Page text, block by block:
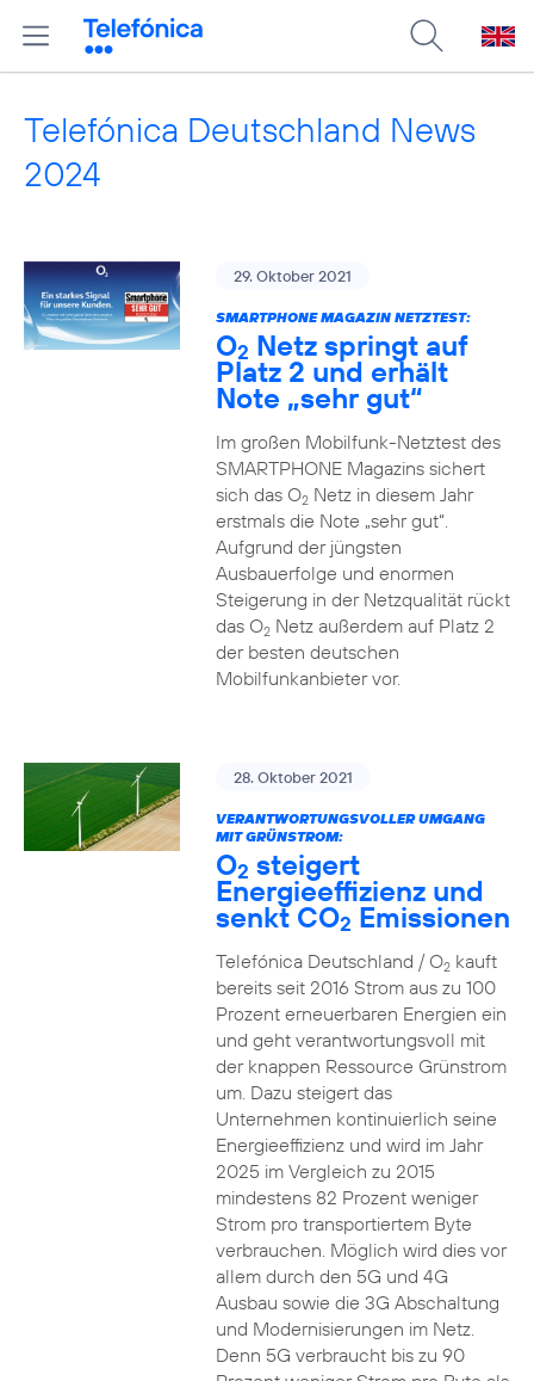
Telefónica Deutschland News
2024
29. Oktober 2021
SMARTPHONE MAGAZIN NETZTEST:
O2 Netz springt auf
Platz 2 und erhält
Note „sehr gut“
Im großen Mobilfunk-Netztest des
SMARTPHONE Magazins sichert
sich das O2Netz in diesem Jahr
erstmals die Note „sehr gut“.
Aufgrund der jüngsten
Ausbauerfolge und enormen
Steigerung in der Netzqualität rückt
das O2Netz außerdem auf Platz 2
der besten deutschen
Mobilfunkanbieter vor.
28. Oktober 2021
VERANTWORTUNGSVOLLER UMGANG
MIT GRÜNSTROM:
O2 steigert
Energieeffizienz und
senkt CO2 Emissionen
Telefónica Deutschland / O2kauft
bereits seit 2016 Strom aus zu 100
Prozent erneuerbaren Energien ein
und geht verantwortungsvoll mit
der knappen Ressource Grünstrom
um. Dazu steigert das
Unternehmen kontinuierlich seine
Energieeffizienz und wird im Jahr
2025 im Vergleich zu 2015
mindestens 82 Prozent weniger
Strom pro transportiertem Byte
verbrauchen. Möglich wird dies vor
allem durch den 5G und 4G
Ausbau sowie die 3G Abschaltung
und Modernisierungen im Netz.
Denn 5G verbraucht bis zu 90